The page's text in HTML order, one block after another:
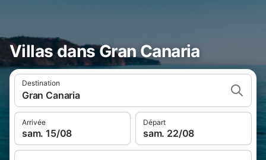
Villas dans Gran Canaria
Destination
Gran Canaria
Arrivée
sam. 15/08
Départ
sam. 22/08